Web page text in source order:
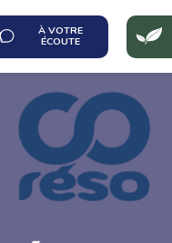
À VOTRE
ÉCOUTE